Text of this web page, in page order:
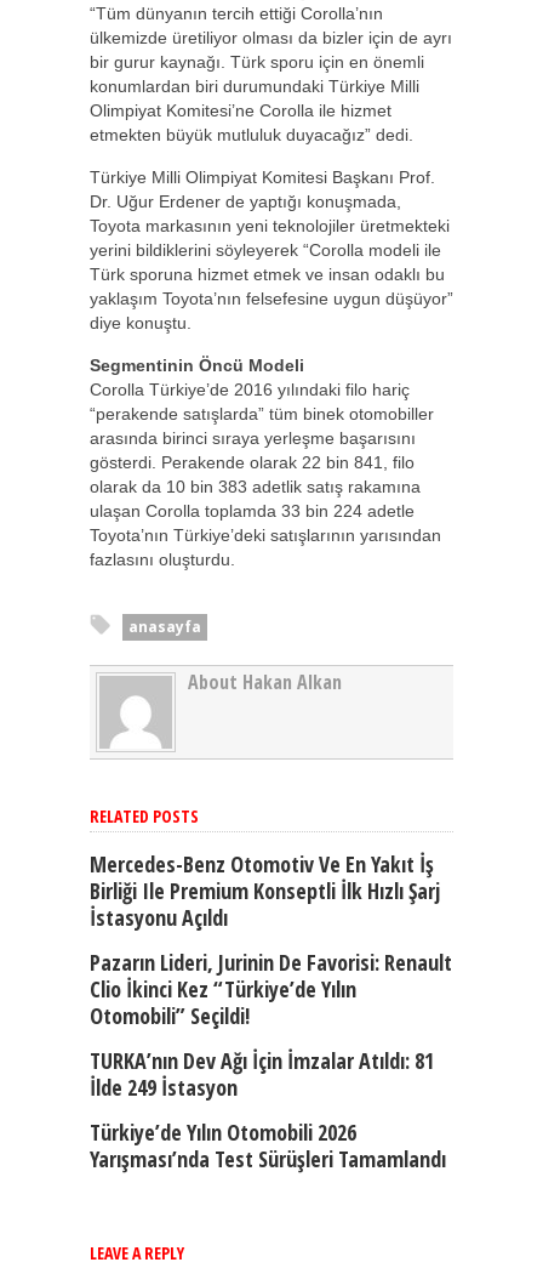
“Tüm dünyanın tercih ettiği Corolla’nın
ülkemizde üretiliyor olması da bizler için de ayrı
bir gurur kaynağı. Türk sporu için en önemli
konumlardan biri durumundaki Türkiye Milli
Olimpiyat Komitesi’ne Corolla ile hizmet
etmekten büyük mutluluk duyacağız” dedi.
Türkiye Milli Olimpiyat Komitesi Başkanı Prof.
Dr. Uğur Erdener de yaptığı konuşmada,
Toyota markasının yeni teknolojiler üretmekteki
yerini bildiklerini söyleyerek “Corolla modeli ile
Türk sporuna hizmet etmek ve insan odaklı bu
yaklaşım Toyota’nın felsefesine uygun düşüyor”
diye konuştu.
Segmentinin Öncü Modeli
Corolla Türkiye’de 2016 yılındaki filo hariç
“perakende satışlarda” tüm binek otomobiller
arasında birinci sıraya yerleşme başarısını
gösterdi. Perakende olarak 22 bin 841, filo
olarak da 10 bin 383 adetlik satış rakamına
ulaşan Corolla toplamda 33 bin 224 adetle
Toyota’nın Türkiye’deki satışlarının yarısından
fazlasını oluşturdu.
anasayfa
About Hakan Alkan
RELATED POSTS
Mercedes-Benz Otomotiv Ve En Yakıt İş
Birliği Ile Premium Konseptli İlk Hızlı Şarj
İstasyonu Açıldı
Pazarın Lideri, Jurinin De Favorisi: Renault
Clio İkinci Kez “Türkiye’de Yılın
Otomobili” Seçildi!
TURKA’nın Dev Ağı İçin İmzalar Atıldı: 81
İlde 249 İstasyon
Türkiye’de Yılın Otomobili 2026
Yarışması’nda Test Sürüşleri Tamamlandı
LEAVE A REPLY